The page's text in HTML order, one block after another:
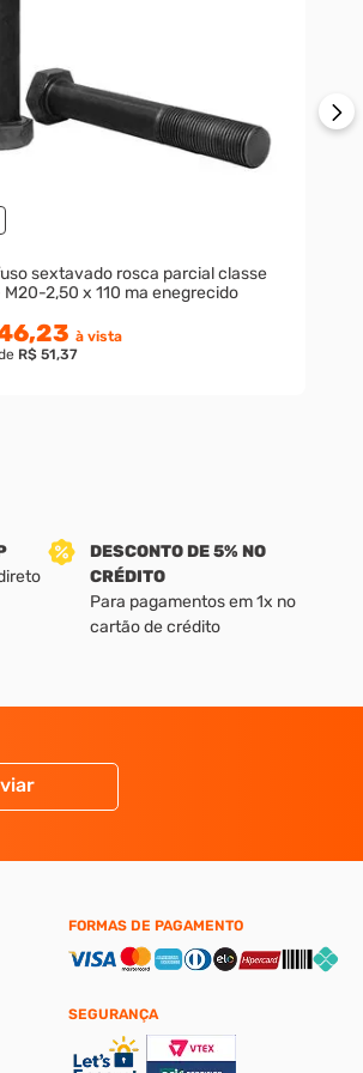
sextavado rosca parcial classe
M20-2,50 x 110 ma enegrecido
à vista
R$ 51,37
DESCONTO DE 5% NO
CRÉDITO
Para pagamentos em 1x no
cartão de crédito
FORMAS DE PAGAMENTO
SEGURANÇA